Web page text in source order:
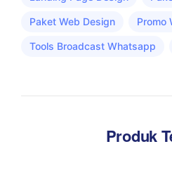
Paket Web Design Promo
Tools Broadcast Whatsapp
Produk